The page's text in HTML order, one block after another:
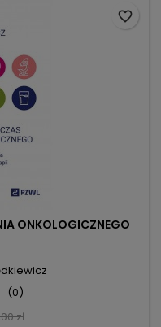
ONKOLOGICZNEGO
(0)
zł
favorite_border